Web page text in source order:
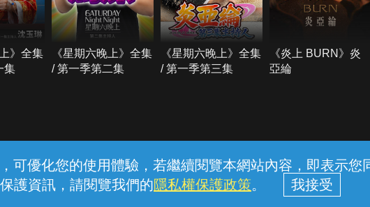
可優化您的使用體驗，若繼續閱覽本網站內容，即表示您
護資訊，請閱覽我們的隱私權保護政策。
》全集
集
《星期六晚上》全集
/ 第一季第二集
《星期六晚上》全集
/ 第一季第三集
《炎上 BURN》炎
亞綸
線上客服 服務條款 隱私權保護
中華電信股份有限公司個人家庭分公司 (統一編號：96979949) © 2026